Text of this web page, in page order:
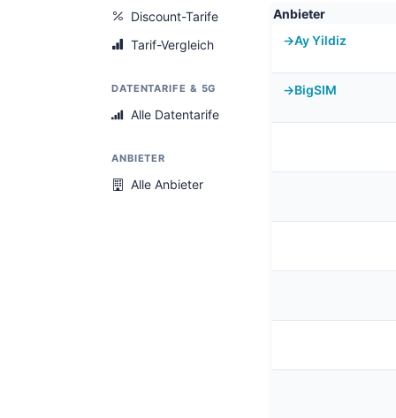
Discount-Tarife
Tarif-Vergleich
DATENTARIFE & 5G
Alle Datentarife
ANBIETER
Alle Anbieter
Anbieter
Ay Yildiz
BigSIM